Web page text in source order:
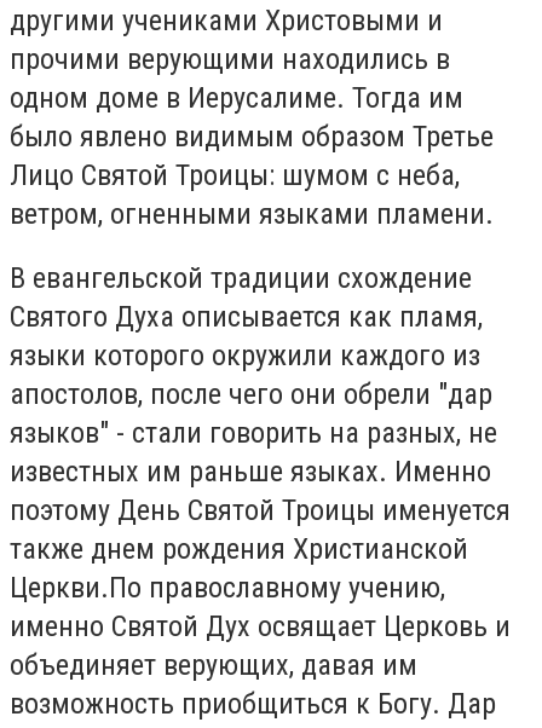
другими учениками Христовыми и
прочими верующими находились в
одном доме в Иерусалиме. Тогда им
было явлено видимым образом Третье
Лицо Святой Троицы: шумом с неба,
ветром, огненными языками пламени.
В евангельской традиции схождение
Святого Духа описывается как пламя,
языки которого окружили каждого из
апостолов, после чего они обрели "дар
языков" - стали говорить на разных, не
известных им раньше языках. Именно
поэтому День Святой Троицы именуется
также днем рождения Христианской
Церкви.По православному учению,
именно Святой Дух освящает Церковь и
объединяет верующих, давая им
возможность приобщиться к Богу. Дар